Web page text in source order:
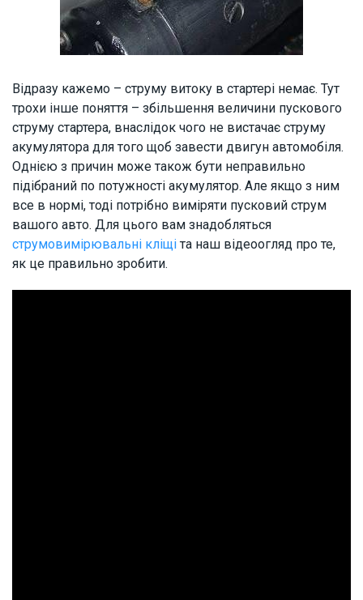
Відразу кажемо – струму витоку в стартері немає. Тут
трохи інше поняття – збільшення величини пускового
струму стартера, внаслідок чого не вистачає струму
акумулятора для того щоб завести двигун автомобіля.
Однією з причин може також бути неправильно
підібраний по потужності акумулятор. Але якщо з ним
все в нормі, тоді потрібно виміряти пусковий струм
вашого авто. Для цього вам знадобляться
струмовимірювальні кліщі та наш відеоогляд про те,
як це правильно зробити.